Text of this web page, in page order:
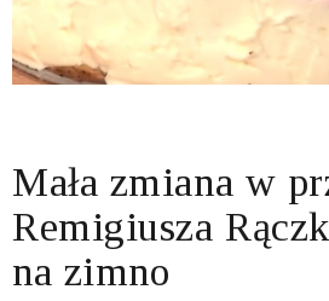
Mała zmiana w
Remigiusza
na zimno